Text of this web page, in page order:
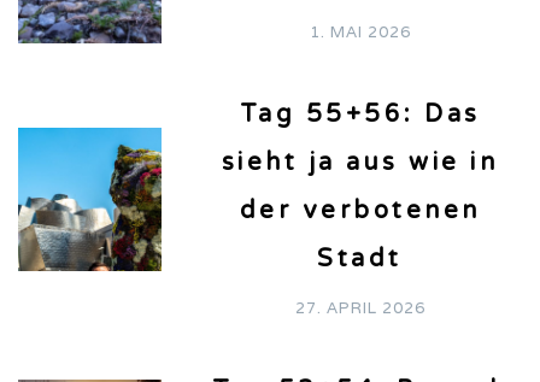
1. MAI 2026
Tag 55+56: Das
sieht ja aus wie in
der verbotenen
Stadt
27. APRIL 2026